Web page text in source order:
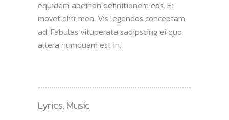
equidem apeirian definitionem eos. Ei
movet elitr mea. Vis legendos conceptam
ad. Fabulas vituperata sadipscing ei quo,
altera numquam est in.
Lyrics, Music